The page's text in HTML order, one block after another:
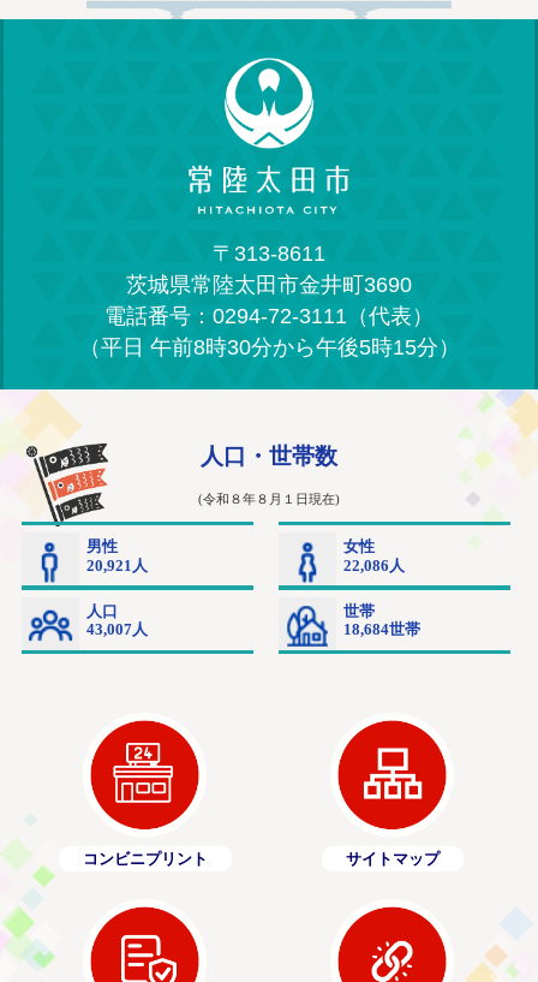
〒313-8611
茨城県常陸太田市金井町3690
電話番号：0294-72-3111（代表）
（平日 午前8時30分から午後5時15分）
コンビニプリント サイトマップ